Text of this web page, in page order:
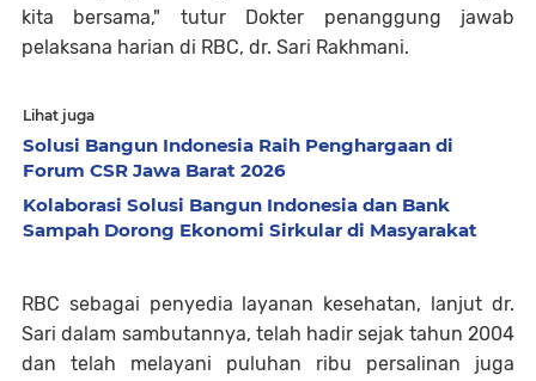
kita bersama," tutur Dokter penanggung jawab
pelaksana harian di RBC, dr. Sari Rakhmani.
Lihat juga
Solusi Bangun Indonesia Raih Penghargaan di
Forum CSR Jawa Barat 2026
Kolaborasi Solusi Bangun Indonesia dan Bank
Sampah Dorong Ekonomi Sirkular di Masyarakat
RBC sebagai penyedia layanan kesehatan, lanjut dr.
Sari dalam sambutannya, telah hadir sejak tahun 2004
dan telah melayani puluhan ribu persalinan juga